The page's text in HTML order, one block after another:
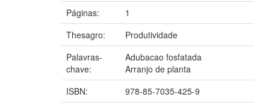
Páginas:
1
Thesagro:
Produtividade
Palavras-
chave:
Adubacao fosfatada
Arranjo de planta
ISBN:
978-85-7035-425-9